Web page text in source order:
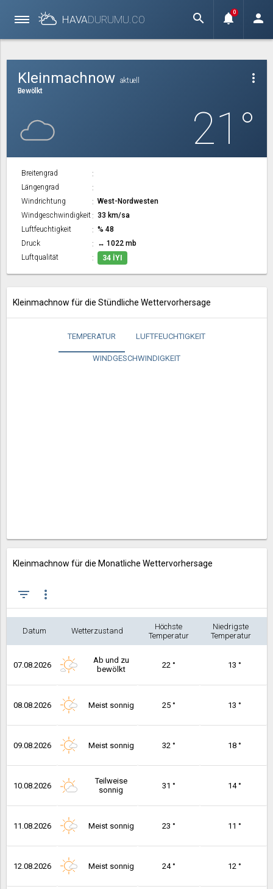
HAVADURUMU.CO search notifications
0 person
more_vert
Kleinmachnow
aktuell
Bewölkt
21°
Breitengrad
Längengrad
Windrichtung
West-Nordwesten
Windgeschwindigkeit
33 km/sa
Luftfeuchtigkeit
% 48
Druck
↔ 1022 mb
Luftqualität
34 İYI
Kleinmachnow für die Stündliche Wettervorhersage
TEMPERATUR LUFTFEUCHTIGKEIT
WINDGESCHWINDIGKEIT
Kleinmachnow für die Monatliche Wettervorhersage
filter_list more_vert
Datum Wetterzustand
Höchste
Temperatur
Niedrigste
Temperatur
07.08.2026
Ab und zu
bewölkt
22 ° 13 °
08.08.2026 Meist sonnig 25 ° 13 °
09.08.2026 Meist sonnig 32 ° 18 °
10.08.2026
Teilweise
sonnig
31 ° 14 °
11.08.2026 Meist sonnig 23 ° 11 °
12.08.2026 Meist sonnig 24 ° 12 °